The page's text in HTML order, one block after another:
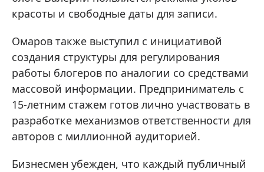
красоты и свободные даты для записи.
Омаров также выступил с инициативой
создания структуры для регулирования
работы блогеров по аналогии со средствами
массовой информации. Предприниматель с
15-летним стажем готов лично участвовать в
разработке механизмов ответственности для
авторов с миллионной аудиторией.
Бизнесмен убежден, что каждый публичный